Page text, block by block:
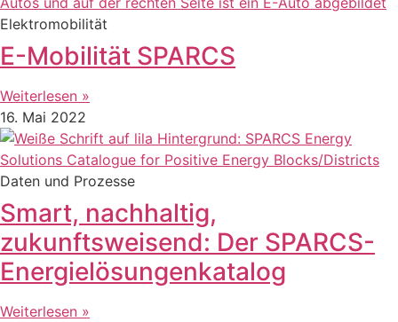
Elektromobilität
E-Mobilität SPARCS
Weiterlesen »
16. Mai 2022
Daten und Prozesse
Smart, nachhaltig,
zukunftsweisend: Der SPARCS-
Energielösungenkatalog
Weiterlesen »